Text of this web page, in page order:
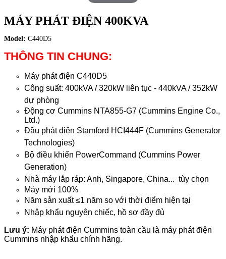
MÁY PHÁT ĐIỆN 400KVA
Model: C440D5
THÔNG TIN CHUNG:
Máy phát điện C440D5
Công suất: 400kVA / 320kW liên tục - 440kVA / 352kW
dự phòng
Động cơ Cummins NTA855-G7 (Cummins Engine Co.,
Ltd.)
Đầu phát điện Stamford HCI444F (Cummins Generator
Technologies)
Bộ điều khiển PowerCommand (Cummins Power
Generation)
Nhà máy lắp ráp: Anh, Singapore, China... tùy chọn
Máy mới 100%
Năm sản xuất≤1 năm so với thời điểm hiện tại
Nhập khẩu nguyên chiếc, hồ sơ đầy đủ
Lưu ý: Máy phát điện Cummins toàn cầu là máy phát điện
Cummins nhập khẩu chính hãng.